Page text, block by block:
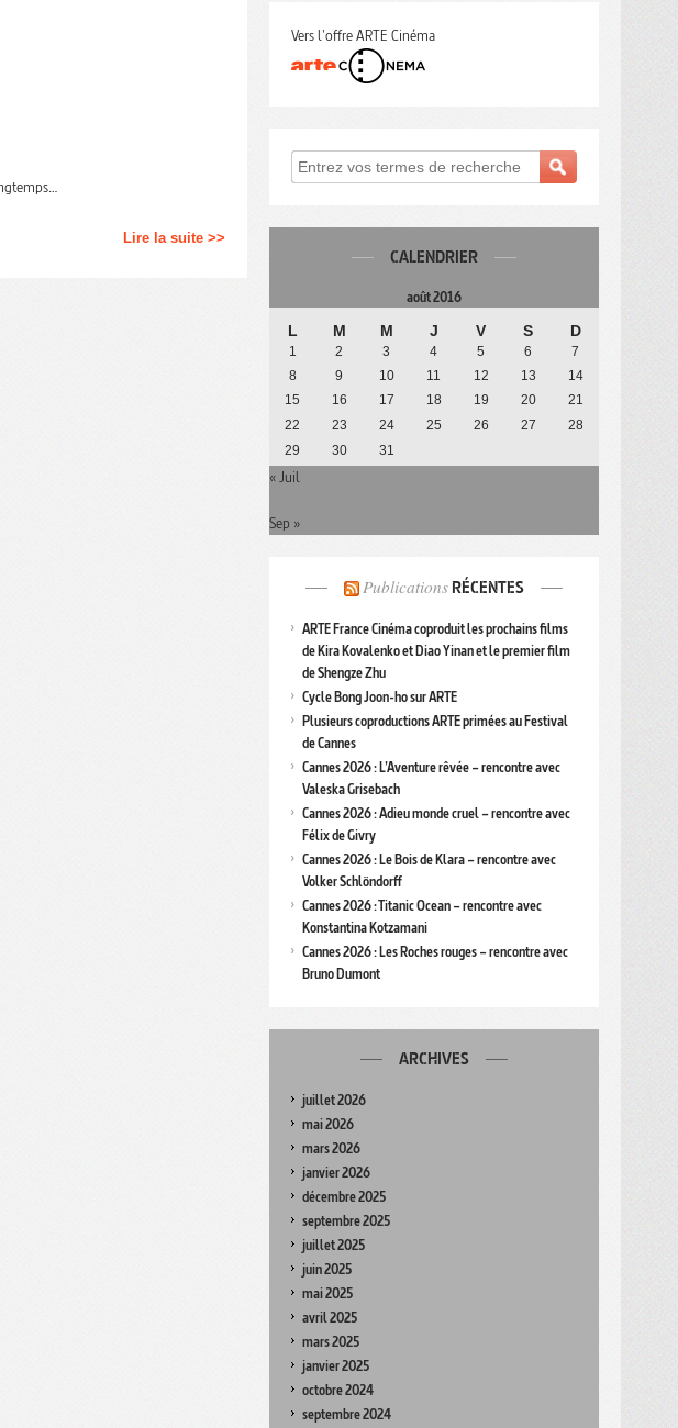
Lire la suite >>
Vers l'offre ARTE Cinéma
CALENDRIER
août 2016
L M M J V S D
1 2 3 4 5 6
7
8
9 10 11 12 13
14
15
16 17 18 19 20
21
22
23 24 25 26 27
28
29
30 31
« Juil
Sep »
Publications RÉCENTES
ARTE France Cinéma coproduit les prochains films
de Kira Kovalenko et Diao Yinan et le premier film
de Shengze Zhu
Cycle Bong Joon-ho sur ARTE
Plusieurs coproductions ARTE primées au Festival
de Cannes
Cannes 2026 : L’Aventure rêvée – rencontre avec
Valeska Grisebach
Cannes 2026 : Adieu monde cruel – rencontre avec
Félix de Givry
Cannes 2026 : Le Bois de Klara – rencontre avec
Volker Schlöndorff
Cannes 2026 : Titanic Ocean – rencontre avec
Konstantina Kotzamani
Cannes 2026 : Les Roches rouges – rencontre avec
Bruno Dumont
ARCHIVES
juillet 2026
mai 2026
mars 2026
janvier 2026
décembre 2025
septembre 2025
juillet 2025
juin 2025
mai 2025
avril 2025
mars 2025
janvier 2025
octobre 2024
septembre 2024